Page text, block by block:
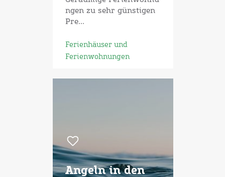
ngen zu sehr günstigen
Pre...
Ferienhäuser und
Ferienwohnungen
Angeln in den